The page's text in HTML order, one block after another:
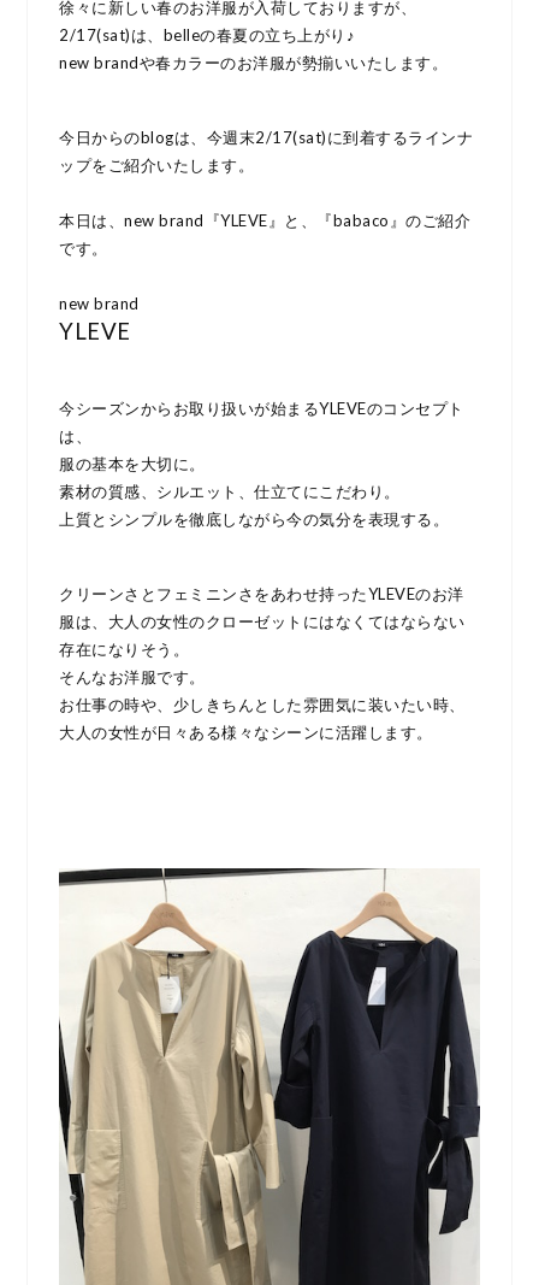
徐々に新しい春のお洋服が入荷しておりますが、
2/17(sat)は、belleの春夏の立ち上がり♪
new brandや春カラーのお洋服が勢揃いいたします。
今日からのblogは、今週末2/17(sat)に到着するラインナ
ップをご紹介いたします。
本日は、new brand『YLEVE』と、『babaco』のご紹介
です。
new brand
YLEVE
今シーズンからお取り扱いが始まるYLEVEのコンセプト
は、
服の基本を大切に。
素材の質感、シルエット、仕立てにこだわり。
上質とシンプルを徹底しながら今の気分を表現する。
クリーンさとフェミニンさをあわせ持ったYLEVEのお洋
服は、大人の女性のクローゼットにはなくてはならない
存在になりそう。
そんなお洋服です。
お仕事の時や、少しきちんとした雰囲気に装いたい時、
大人の女性が日々ある様々なシーンに活躍します。